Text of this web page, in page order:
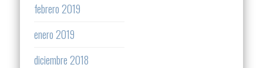
febrero 2019
enero 2019
diciembre 2018